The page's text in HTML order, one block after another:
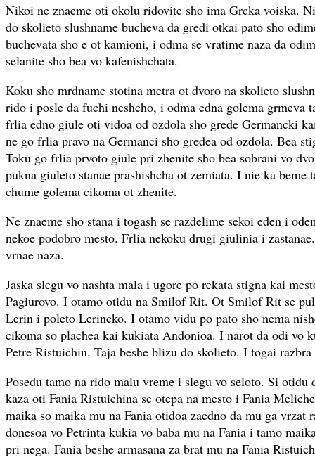
Nikoi ne znaeme oti okolu ridovite sho ima Grcka voiska.
do skolieto slushname bucheva da gredi otkai pato sho
buchevata sho e ot kamioni, i odma se vratime naza da
selanite sho bea vo kafenishchata.
Koku sho mrdname stotina metra ot dvoro na skolieto
rido i posle da fuchi neshcho, i odma edna golema grmeva
frlia edno giule oti vidoa od ozdola sho grede Germancki
ne go frlia pravo na Germanci sho gredea od ozdola. Bea
Toku go frlia prvoto giule pri zhenite sho bea sobrani vo
pukna giuleto stanae prashishcha ot zemiata. I nie ka beme
chume golema cikoma ot zhenite.
Ne znaeme sho stana i togash se razdelime sekoi eden i
nekoe podobro mesto. Frlia nekoku drugi giulinia i
vrnae naza.
Jaska slegu vo nashta mala i ugore po rekata stigna kai
Pagiurovo. I otamo otidu na Smilof Rit. Ot Smilof Rit se
Lerin i poleto Lerincko. I otamo vidu po pato sho nema
cikoma so plachea kai kukiata Andonioa. I narot da odi vo
Petre Ristuichin. Taja beshe blizu do skolieto. I togai razbra
Posedu tamo na rido malu vreme i slegu vo seloto. Si otidu
kaza oti Fania Ristuichina se otepa na mesto i Fania
maika so maika mu na Fania otidoa zaedno da mu ga vrzat
donesoa vo Petrinta kukia vo baba mu na Fania i tamo
pri nega. Fania beshe armasana za brat mu na Fania